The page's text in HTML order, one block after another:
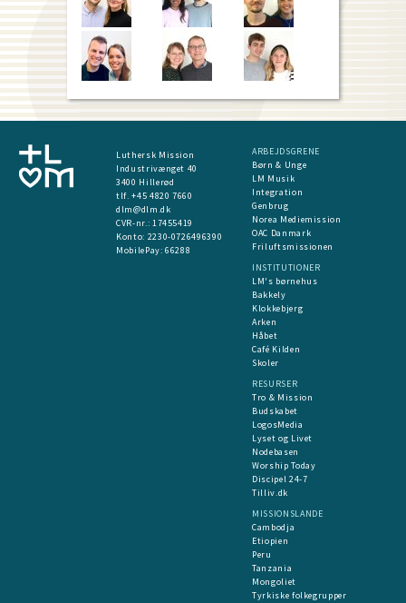
Luthersk Mission
Industrivænget 40
3400 Hillerød
tlf. +45 4820 7660
dlm@dlm.dk
CVR-nr.: 17455419
​Konto: 2230-0726496390
MobilePay:66288
ARBEJDSGRENE
Børn & Unge
LM Musik
Integration
Genbrug
Norea Mediemission
OAC Danmark
Friluftsmissionen
INSTITUTIONER
LM's børnehus
Bakkely
Klokkebjerg
Arken
Håbet
Café Kilden
Skoler
RESURSER
Tro & Mission
Budskabet
LogosMedia
Lyset og Livet
Nodebasen
Worship Today
Discipel 24-7
Tilliv.dk
MISSIONSLANDE
Cambodja
Etiopien
Peru
Tanzania
Mongoliet
Tyrkiske folkegrupper